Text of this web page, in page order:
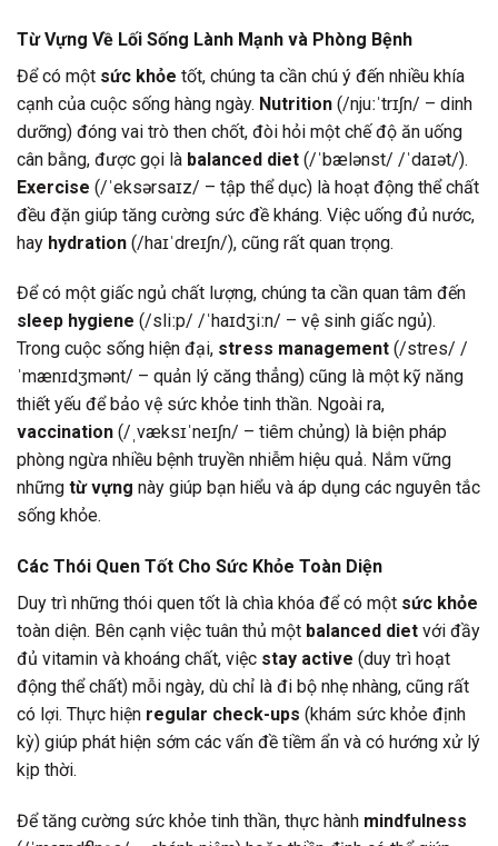
Từ Vựng Về Lối Sống Lành Mạnh và Phòng Bệnh
Để có một sức khỏe tốt, chúng ta cần chú ý đến nhiều khía
cạnh của cuộc sống hàng ngày. Nutrition (/njuːˈtrɪʃn/ – dinh
dưỡng) đóng vai trò then chốt, đòi hỏi một chế độ ăn uống
cân bằng, được gọi là balanced diet (/ˈbælənst/ /ˈdaɪət/).
Exercise (/ˈeksərsaɪz/ – tập thể dục) là hoạt động thể chất
đều đặn giúp tăng cường sức đề kháng. Việc uống đủ nước,
hay hydration (/haɪˈdreɪʃn/), cũng rất quan trọng.
Để có một giấc ngủ chất lượng, chúng ta cần quan tâm đến
sleep hygiene (/sliːp/ /ˈhaɪdʒiːn/ – vệ sinh giấc ngủ).
Trong cuộc sống hiện đại, stress management (/stres/ /
ˈmænɪdʒmənt/ – quản lý căng thẳng) cũng là một kỹ năng
thiết yếu để bảo vệ sức khỏe tinh thần. Ngoài ra,
vaccination (/ˌvæksɪˈneɪʃn/ – tiêm chủng) là biện pháp
phòng ngừa nhiều bệnh truyền nhiễm hiệu quả. Nắm vững
những từ vựng này giúp bạn hiểu và áp dụng các nguyên tắc
sống khỏe.
Các Thói Quen Tốt Cho Sức Khỏe Toàn Diện
Duy trì những thói quen tốt là chìa khóa để có một sức khỏe
toàn diện. Bên cạnh việc tuân thủ một balanced diet với đầy
đủ vitamin và khoáng chất, việc stay active (duy trì hoạt
động thể chất) mỗi ngày, dù chỉ là đi bộ nhẹ nhàng, cũng rất
có lợi. Thực hiện regular check-ups (khám sức khỏe định
kỳ) giúp phát hiện sớm các vấn đề tiềm ẩn và có hướng xử lý
kịp thời.
Để tăng cường sức khỏe tinh thần, thực hành mindfulness